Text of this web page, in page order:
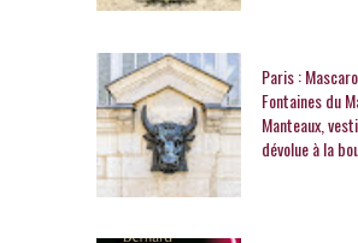
Paris :
Fontaines du
Manteaux,
dévolue à la